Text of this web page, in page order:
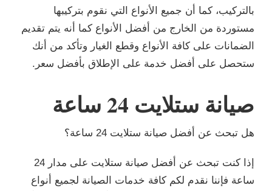
بالتركيب، كما أن جميع الأنواع التي نقوم بتركيبها
مستوردة من الخارج من أفضل الأنواع كما أنه يتم تقديم
الضمانات على كافة الأنواع وقطع الغيار وتأكد من أنك
ستحصل على أفضل خدمة على الإطلاق بأفضل سعر.
صيانة ستلايت 24 ساعة
هل تبحث عن أفضل صيانة ستلايت 24 ساعة؟
إذا كنت تبحث عن أفضل صيانة ستلايت على مدار 24
ساعة فإننا نقدم لكم كافة خدمات الصيانة لجميع أنواع